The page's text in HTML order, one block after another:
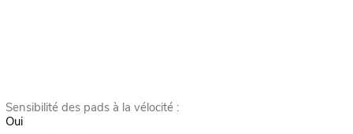
Sensibilité des pads à la vélocité :
Oui